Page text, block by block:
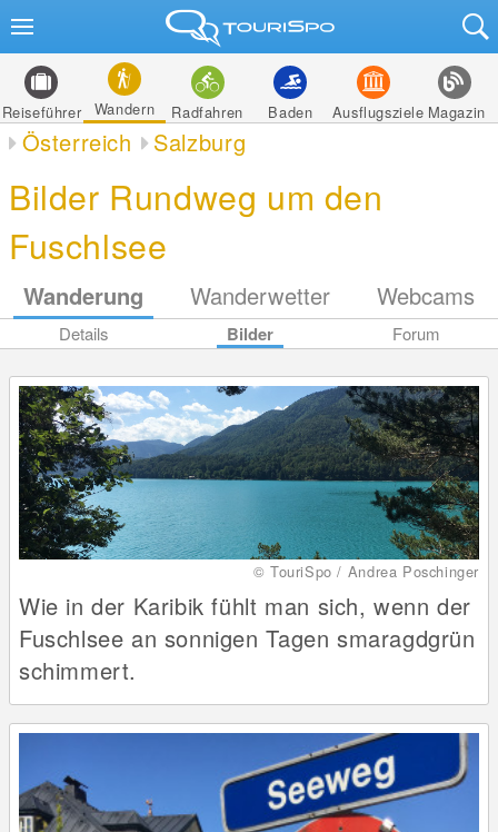
Reiseführer Wandern Radfahren Baden Ausflugsziele Magazin
Österreich Salzburg
Bilder Rundweg um den
Fuschlsee
Wanderung Wanderwetter Webcams
Details Bilder Forum
© TouriSpo / Andrea Poschinger
Wie in der Karibik fühlt man sich, wenn der
Fuschlsee an sonnigen Tagen smaragdgrün
schimmert.